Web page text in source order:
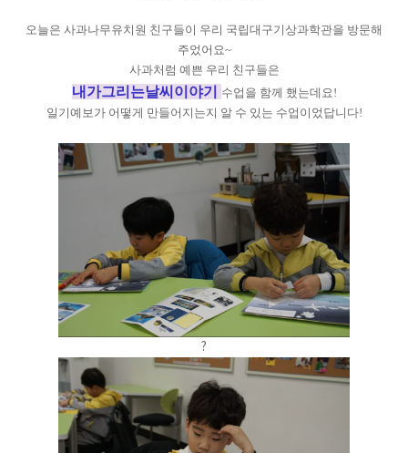
오늘은 사과나무유치원 친구들이 우리 국립대구기상과학관을 방문해
주었어요~
사과처럼 예쁜 우리 친구들은
내가그리는날씨이야기
수업을 함께 했는데요!
일기예보가 어떻게 만들어지는지 알 수 있는 수업이었답니다!
?